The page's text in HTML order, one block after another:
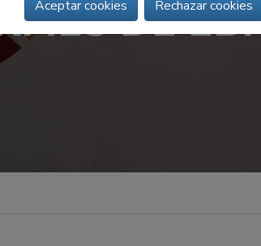
DE
Aceptar cookies Rechazar cookies